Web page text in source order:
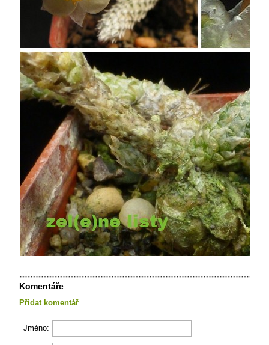
Komentáře
Přidat komentář
Jméno: